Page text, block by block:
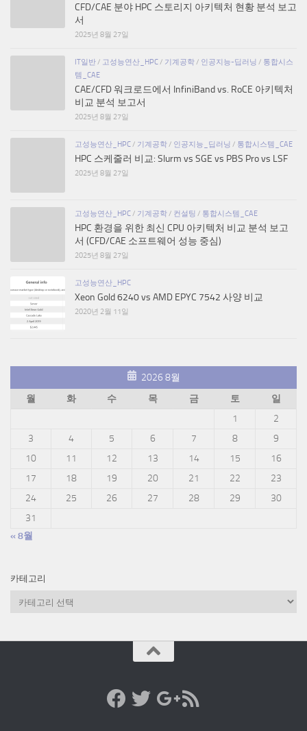
CFD/CAE 분야 HPC 스토리지 아키텍처 현황 분석 보고
서
2025년 8월 27일
IT일반 / 고성능연산_HPC / 기계공학 / 인공지능-딥러닝 / 통합시스
템_CAE
CAE/CFD 워크로드에서 InfiniBand vs. RoCE 아키텍처
비교 분석 보고서
2025년 8월 27일
고성능연산_HPC / 기계공학 / 인공지능_딥러닝 / 통합시스템_CAE
HPC 스케줄러 비교: Slurm vs SGE vs PBS Pro vs LSF
2025년 8월 27일
고성능연산_HPC / 기계공학 / 컨설팅 / 통합시스템_CAE
HPC 환경을 위한 최신 CPU 아키텍처 비교 분석 보고
서 (CFD/CAE 소프트웨어 성능 중심)
2025년 8월 27일
고성능연산_HPC
Xeon Gold 6240 vs AMD EPYC 7542 사양 비교
2020년 2월 11일
2026 8월
월
화 수 목 금 토
일
1
2
3
4 5 6 7 8
9
10
11 12 13 14 15
16
17
18 19 20 21 22
23
24
25 26 27 28 29
30
31
« 8월
카테고리
리